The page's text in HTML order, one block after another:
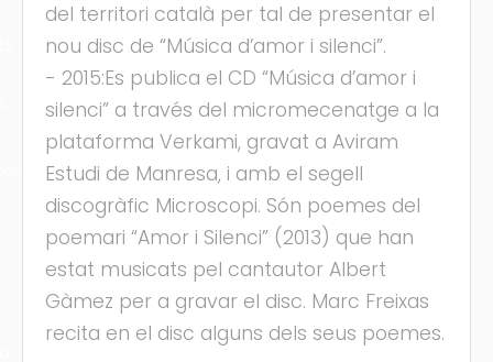
del territori català per tal de presentar el
nou disc de “Música d’amor i silenci”.
- 2015:Es publica el CD “Música d’amor i
silenci” a través del micromecenatge a la
plataforma Verkami, gravat a Aviram
Estudi de Manresa, i amb el segell
discogràfic Microscopi. Són poemes del
poemari “Amor i Silenci” (2013) que han
estat musicats pel cantautor Albert
Gàmez per a gravar el disc. Marc Freixas
recita en el disc alguns dels seus poemes.